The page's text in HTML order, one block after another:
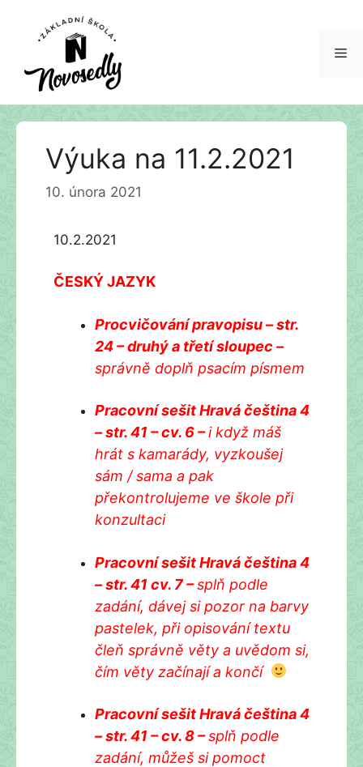
Přeskočit
Výuka na 11.2.2021
10. února 2021
10.2.2021
ČESKÝ JAZYK
Procvičování pravopisu – str.
24 – druhý a třetí sloupec –
správně doplň psacím písmem
Pracovní sešit Hravá čeština 4
– str. 41 – cv. 6 –i když máš
hrát s kamarády, vyzkoušej
sám / sama a pak
překontrolujeme ve škole při
konzultaci
Pracovní sešit Hravá čeština 4
– str. 41 cv. 7 –splň podle
zadání, dávej si pozor na barvy
pastelek, při opisování textu
čleň správně věty a uvědom si,
čím věty začínají a končí
Pracovní sešit Hravá čeština 4
– str. 41 – cv. 8 –splň podle
zadání, můžeš si pomoct